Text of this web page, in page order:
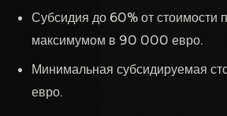
Субсидия до 60% от стоимости
максимумом в 90 000 евро.
Минимальная субсидируемая
евро.